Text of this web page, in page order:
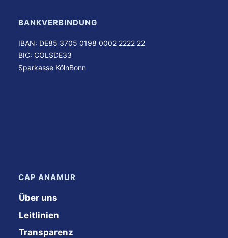
BANKVERBINDUNG
IBAN: DE85 3705 0198 0002 2222 22
BIC: COLSDE33
Sparkasse KölnBonn
CAP ANAMUR
Über uns
Leitlinien
Transparenz